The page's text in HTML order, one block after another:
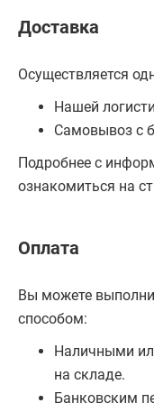
Доставка
Осуществляется
Нашей
Самовывоз с
Подробнее с
ознакомиться на
Оплата
Вы можете
способом:
Наличными
на складе.
Банковским